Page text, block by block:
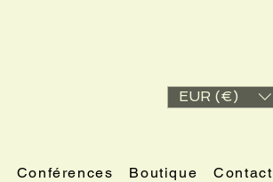
EUR (€)
Conférences Boutique Contact